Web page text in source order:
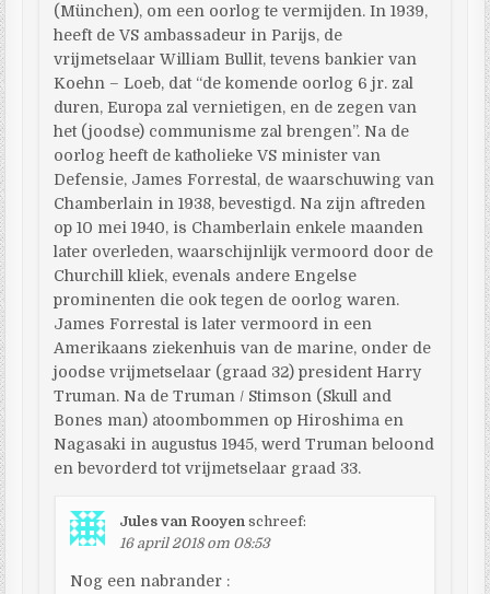
(München), om een oorlog te vermijden. In 1939,
heeft de VS ambassadeur in Parijs, de
vrijmetselaar William Bullit, tevens bankier van
Koehn – Loeb, dat “de komende oorlog 6 jr. zal
duren, Europa zal vernietigen, en de zegen van
het (joodse) communisme zal brengen”. Na de
oorlog heeft de katholieke VS minister van
Defensie, James Forrestal, de waarschuwing van
Chamberlain in 1938, bevestigd. Na zijn aftreden
op 10 mei 1940, is Chamberlain enkele maanden
later overleden, waarschijnlijk vermoord door de
Churchill kliek, evenals andere Engelse
prominenten die ook tegen de oorlog waren.
James Forrestal is later vermoord in een
Amerikaans ziekenhuis van de marine, onder de
joodse vrijmetselaar (graad 32) president Harry
Truman. Na de Truman / Stimson (Skull and
Bones man) atoombommen op Hiroshima en
Nagasaki in augustus 1945, werd Truman beloond
en bevorderd tot vrijmetselaar graad 33.
Jules van Rooyen schreef:
16 april 2018 om 08:53
Nog een nabrander :